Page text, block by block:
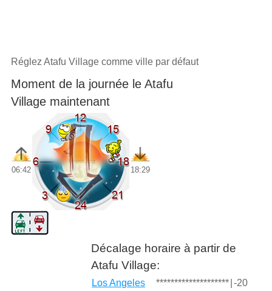
Réglez Atafu Village comme ville par défaut
Moment de la journée le Atafu
Village maintenant
06:42 18:29
Décalage horaire à partir de
Atafu Village:
Los Angeles ******************** -20